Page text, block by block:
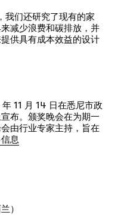
我们还研究了现有的家
减少浪费和碳排放，并
供具有成本效益的设计
11 月 14 日在悉尼市政
布。颁奖晚会在为期一
由行业专家主持，旨在
息
）